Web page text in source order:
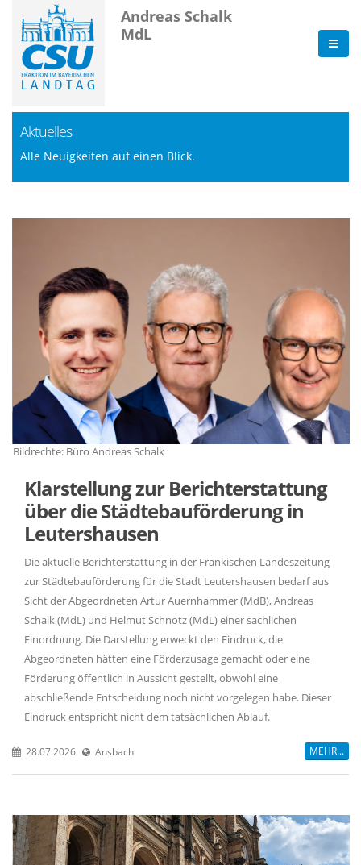
Andreas Schalk
MdL
Aktuelles
Alle Neuigkeiten auf einen Blick.
Bildrechte: Büro Andreas Schalk
Klarstellung zur Berichterstattung
über die Städtebauförderung in
Leutershausen
Die aktuelle Berichterstattung in der Fränkischen Landeszeitung
zur Städtebauförderung für die Stadt Leutershausen bedarf aus
Sicht der Abgeordneten Artur Auernhammer (MdB), Andreas
Schalk (MdL) und Helmut Schnotz (MdL) einer sachlichen
Einordnung. Die Darstellung erweckt den Eindruck, die
Abgeordneten hätten eine Förderzusage gemacht oder eine
Förderung öffentlich in Aussicht gestellt, obwohl eine
abschließende Entscheidung noch nicht vorgelegen habe. Dieser
Eindruck entspricht nicht dem tatsächlichen Ablauf.
28.07.2026 Ansbach MEHR...